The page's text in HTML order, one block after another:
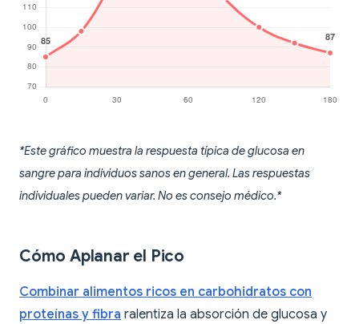
*Este gráfico muestra la respuesta típica de glucosa en
sangre para individuos sanos en general. Las respuestas
individuales pueden variar. No es consejo médico.*
Cómo Aplanar el Pico
Combinar alimentos ricos en carbohidratos con
proteínas y fibra ralentiza la absorción de glucosa y